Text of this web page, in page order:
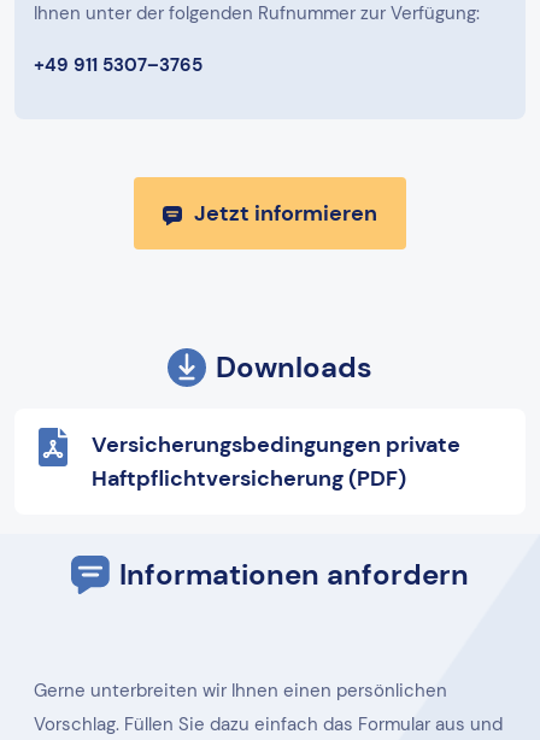
Ihnen unter der folgenden Rufnummer zur Verfügung:
+49 911 5307–3765
Jetzt informieren
Downloads
Versicherungsbedingungen private
Haftpflichtversicherung (PDF)
Informationen anfordern
Gerne unterbreiten wir Ihnen einen persönlichen
Vorschlag. Füllen Sie dazu einfach das Formular aus und